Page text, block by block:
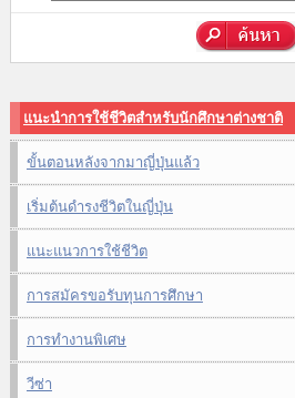
แนะนำการใช้ชีวิตสำหรับนักศึกษาต่างชาติ
ขั้นตอนหลังจากมาญี่ปุ่นแล้ว
เริ่มต้นดำรงชีวิตในญี่ปุ่น
แนะแนวการใช้ชีวิต
การสมัครขอรับทุนการศึกษา
การทำงานพิเศษ
วีซ่า